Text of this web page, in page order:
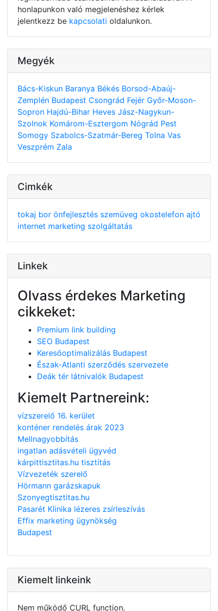
honlapunkon való megjelenéshez kérlek
jelentkezz be kapcsolati oldalunkon.
Megyék
Bács-Kiskun Baranya Békés Borsod-Abaúj-
Zemplén Budapest Csongrád Fejér Győr-Moson-
Sopron Hajdú-Bihar Heves Jász-Nagykun-
Szolnok Komárom-Esztergom Nógrád Pest
Somogy Szabolcs-Szatmár-Bereg Tolna Vas
Veszprém Zala
Cimkék
tokaj bor önfejlesztés szemüveg okostelefon ajtó
internet marketing szolgáltatás
Linkek
Olvass érdekes Marketing
cikkeket:
Premium link building
SEO Budapest
Keresőoptimalizálás Budapest
Észak-Atlanti szerződés szervezete
Deák tér látnivalók Budapest
Kiemelt Partnereink:
vízszerelő 16. kerület
konténer rendelés árak 2023
Mellnagyobbítás
ingatlan adásvételi ügyvéd
kárpittisztitas.hu tisztítás
Vízvezeték szerelő
Hörmann garázskapuk
Szonyegtisztitas.hu
Pasarét Klinika lézeres zsírleszívás
Effix marketing ügynökség
Budapest
Kiemelt linkeink
Nem működő CURL function.